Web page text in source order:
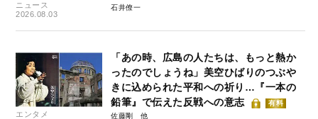
ニュース
2026.08.03
石井僚一
エンタメ
「あの時、広島の人たちは、もっと熱か
ったのでしょうね」美空ひばりのつぶや
きに込められた平和への祈り…『一本の
鉛筆』で伝えた反戦への意志
有料
佐藤剛